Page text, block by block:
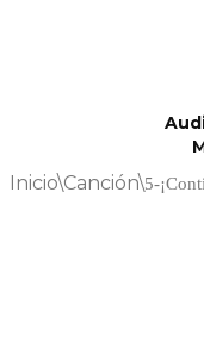
Inicio\Canción\5-